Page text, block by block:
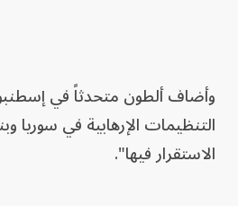
وأضاف ألطون متحدثاً في
التنظيمات الإرهابية في سوريا
الاستقرار فيها".